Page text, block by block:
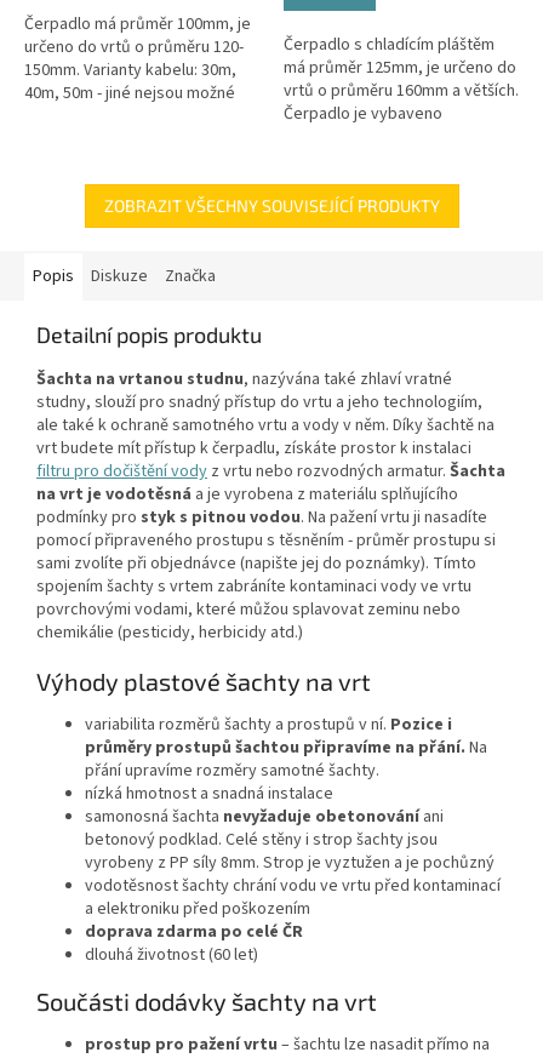
hvězdiček.
Čerpadlo má průměr 100mm, je
určeno do vrtů o průměru 120-
150mm. Varianty kabelu: 30m,
40m, 50m - jiné nejsou možné
Čerpadlo s chladícím pláštěm
má průměr 125mm, je určeno do
vrtů o průměru 160mm a větších.
Čerpadlo je vybaveno
Maximální...
ZOBRAZIT VŠECHNY SOUVISEJÍCÍ PRODUKTY
Popis Diskuze Značka
Detailní popis produktu
Šachta na vrtanou studnu, nazývána také zhlaví vratné
studny, slouží pro snadný přístup do vrtu a jeho technologiím,
ale také k ochraně samotného vrtu a vody v něm. Díky šachtě na
vrt budete mít přístup k čerpadlu, získáte prostor k instalaci
filtru pro dočištění vody z vrtu nebo rozvodných armatur. Šachta
na vrt je vodotěsná a je vyrobena z materiálu splňujícího
podmínky pro styk s pitnou vodou. Na pažení vrtu ji nasadíte
pomocí připraveného prostupu s těsněním - průměr prostupu si
sami zvolíte při objednávce (napište jej do poznámky). Tímto
spojením šachty s vrtem zabráníte kontaminaci vody ve vrtu
povrchovými vodami, které můžou splavovat zeminu nebo
chemikálie (pesticidy, herbicidy atd.)
Výhody plastové šachty na vrt
variabilita rozměrů šachty a prostupů v ní. Pozice i
průměry prostupů šachtou připravíme na přání. Na
přání upravíme rozměry samotné šachty.
nízká hmotnost a snadná instalace
samonosná šachta nevyžaduje obetonováníani
betonový podklad. Celé stěny i strop šachty jsou
vyrobeny z PP síly 8mm. Strop je vyztužen a je pochůzný
vodotěsnost šachty chrání vodu ve vrtu před kontaminací
a elektroniku před poškozením
doprava zdarma po celé ČR
dlouhá životnost (60 let)
Součásti dodávky šachty na vrt
prostup pro pažení vrtu – šachtu lze nasadit přímo na